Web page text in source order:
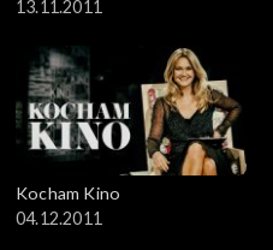
13.11.2011
Kocham Kino
04.12.2011